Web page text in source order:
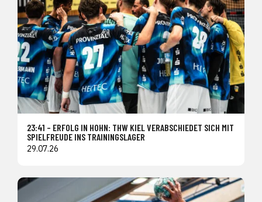
23:41 – ERFOLG IN HOHN: THW KIEL VERABSCHIEDET SICH MIT
SPIELFREUDE INS TRAININGSLAGER
29.07.26